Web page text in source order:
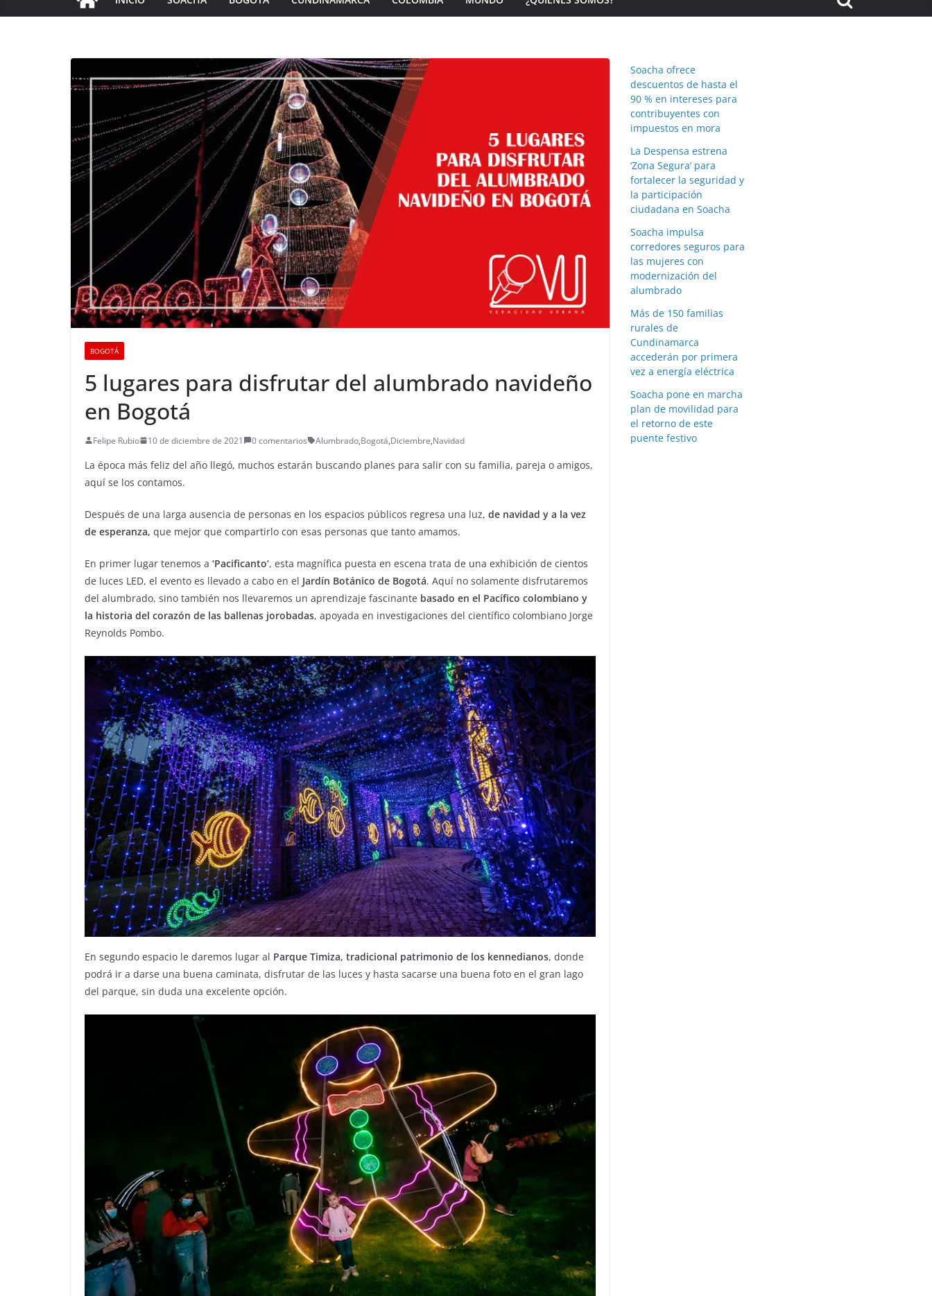
BOGOTÁ
5 lugares para disfrutar del alumbrado navideño
en Bogotá
Felipe Rubio 10 de diciembre de 2021 0 comentarios Alumbrado,Bogotá,Diciembre,Navidad
La época más feliz del año llegó, muchos estarán buscando planes para salir con su familia, pareja o amigos,
aquí se los contamos.
Después de una larga ausencia de personas en los espacios públicos regresa una luz, de navidad y a la vez
de esperanza, que mejor que compartirlo con esas personas que tanto amamos.
En primer lugar tenemos a ‘Pacificanto’, esta magnífica puesta en escena trata de una exhibición de cientos
de luces LED, el evento es llevado a cabo en el Jardín Botánico de Bogotá. Aquí no solamente disfrutaremos
del alumbrado, sino también nos llevaremos un aprendizaje fascinante basado en el Pacífico colombiano y
la historia del corazón de las ballenas jorobadas, apoyada en investigaciones del científico colombiano Jorge
Reynolds Pombo.
En segundo espacio le daremos lugar al Parque Timiza, tradicional patrimonio de los kennedianos, donde
podrá ir a darse una buena caminata, disfrutar de las luces y hasta sacarse una buena foto en el gran lago
del parque, sin duda una excelente opción.
Soacha ofrece
descuentos de hasta el
90 % en intereses para
contribuyentes con
impuestos en mora
La Despensa estrena
‘Zona Segura’ para
fortalecer la seguridad y
la participación
ciudadana en Soacha
Soacha impulsa
corredores seguros para
las mujeres con
modernización del
alumbrado
Más de 150 familias
rurales de
Cundinamarca
accederán por primera
vez a energía eléctrica
Soacha pone en marcha
plan de movilidad para
el retorno de este
puente festivo